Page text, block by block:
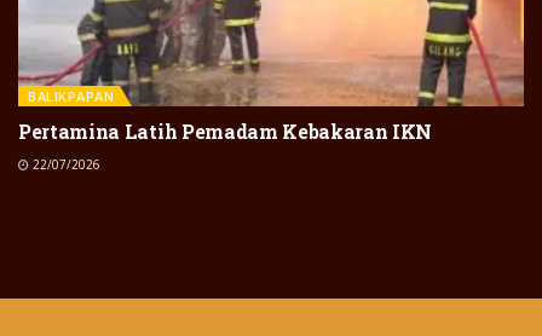
BALIKPAPAN
Pertamina Latih Pemadam Kebakaran IKN
22/07/2026